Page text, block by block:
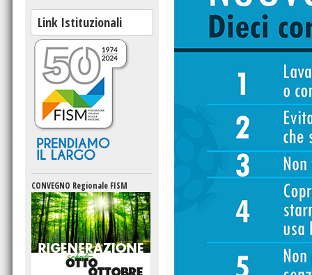
Link Istituzionali
CONVEGNO Regionale FISM